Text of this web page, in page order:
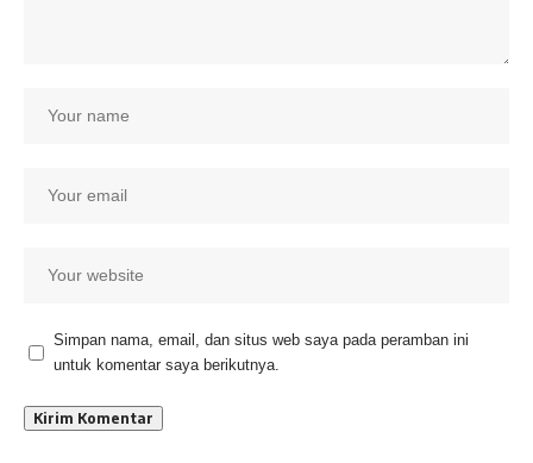
Simpan nama, email, dan situs web saya pada peramban ini
untuk komentar saya berikutnya.